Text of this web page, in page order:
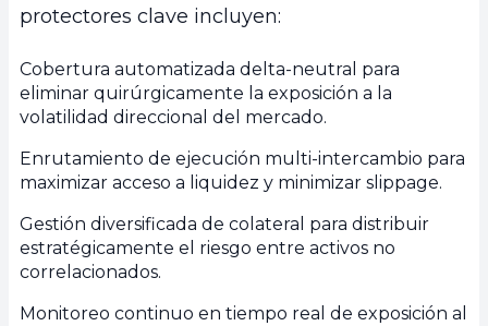
protectores clave incluyen:
Cobertura automatizada delta-neutral para
eliminar quirúrgicamente la exposición a la
volatilidad direccional del mercado.
Enrutamiento de ejecución multi-intercambio para
maximizar acceso a liquidez y minimizar slippage.
Gestión diversificada de colateral para distribuir
estratégicamente el riesgo entre activos no
correlacionados.
Monitoreo continuo en tiempo real de exposición al